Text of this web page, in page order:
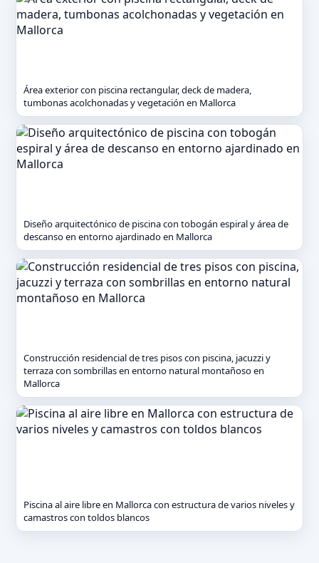
Área exterior con piscina rectangular, deck de madera,
tumbonas acolchonadas y vegetación en Mallorca
Diseño arquitectónico de piscina con tobogán espiral y área de
descanso en entorno ajardinado en Mallorca
Construcción residencial de tres pisos con piscina, jacuzzi y
terraza con sombrillas en entorno natural montañoso en
Mallorca
Piscina al aire libre en Mallorca con estructura de varios niveles y
camastros con toldos blancos